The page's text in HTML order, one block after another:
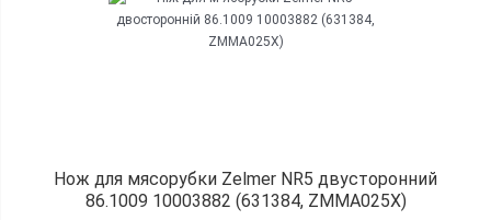
Нож для мясорубки Zelmer NR5 двусторонний
86.1009 10003882 (631384, ZMMA025X)